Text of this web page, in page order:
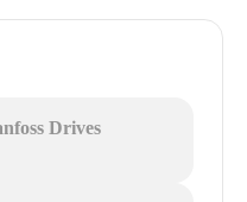
Drives